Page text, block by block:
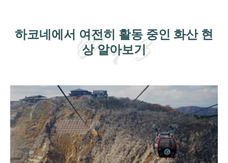
하코네에서 여전히 활동 중인 화산 현
상 알아보기